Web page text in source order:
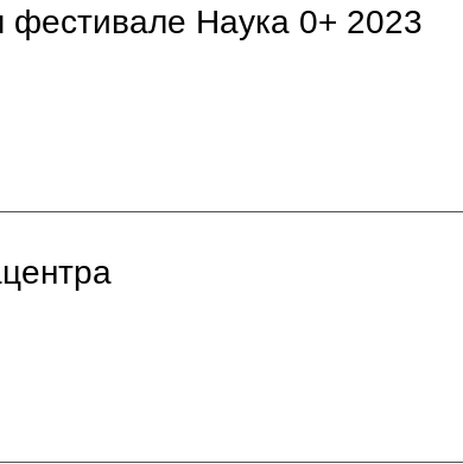
фестивале Наука 0+ 2023